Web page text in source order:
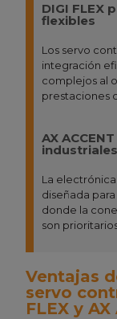
DIGI FLEX
flexibles
Los servo
integración
complejos al
prestaciones
AX
La electrónica
diseñada
donde la
son
Ventajas
servo
FLEX y AX